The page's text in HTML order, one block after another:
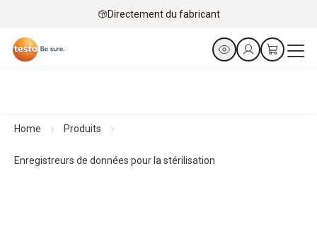
Directement du fabricant
Home Produits
Enregistreurs de données pour la stérilisation